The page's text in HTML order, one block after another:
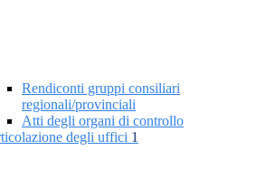
Rendiconti gruppi consiliari
regionali/provinciali
Atti degli organi di controllo
degli uffici 1